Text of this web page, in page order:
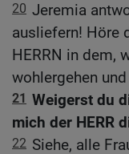
20 Jeremia
ausliefern! Höre
HERRN in dem,
wohlergehen
21 Weigerst du
mich der HERR
22 Siehe, alle